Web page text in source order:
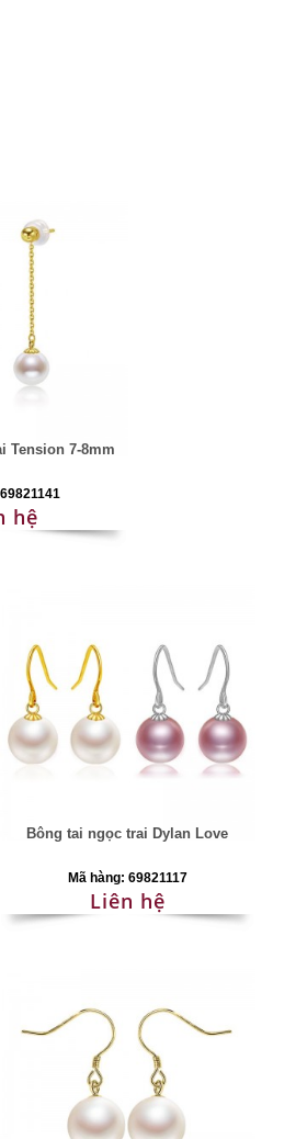
Tension 7-8mm
hệ
Bông tai ngọc trai Dylan Love
Mã hàng: 69821117
Liên hệ